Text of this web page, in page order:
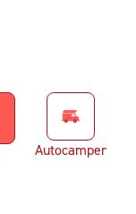
Autocamper